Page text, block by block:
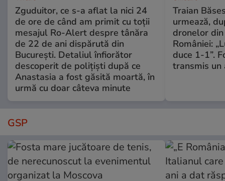
Zguduitor, ce s-a aflat la nici 24
de ore de când am primit cu toții
mesajul Ro-Alert despre tânăra
de 22 de ani dispărută din
București. Detaliul înfiorător
descoperit de polițiști după ce
Anastasia a fost găsită moartă, în
urmă cu doar câteva minute
Traian
urmează,
dronelor
României:
duce 1-1”.
transmis un
GSP